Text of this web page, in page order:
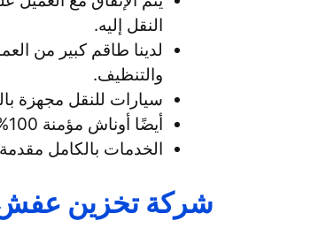
النقل إليه.
لدينا طاقم كبير من
والتنظيف.
سيارات للنقل مجهزة
أيضًا أوناش مؤمنة 100% تقوم بنقل العفش من وإلى الأماكن المختلفة.
الخدمات بالكامل
شركة تخزين عفش